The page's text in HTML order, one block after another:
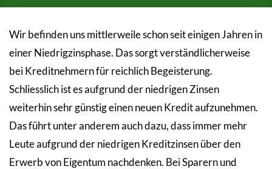
Wir befinden uns mittlerweile schon seit einigen Jahren in
einer Niedrigzinsphase. Das sorgt verständlicherweise
bei Kreditnehmern für reichlich Begeisterung.
Schliesslich ist es aufgrund der niedrigen Zinsen
weiterhin sehr günstig einen neuen Kredit aufzunehmen.
Das führt unter anderem auch dazu, dass immer mehr
Leute aufgrund der niedrigen Kreditzinsen über den
Erwerb von Eigentum nachdenken. Bei Sparern und